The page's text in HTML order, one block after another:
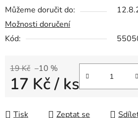
Můžeme doručit do:
Možnosti doručení
Kód:
19 Kč –10 %
17 Kč/ ks
Tisk Zeptat se